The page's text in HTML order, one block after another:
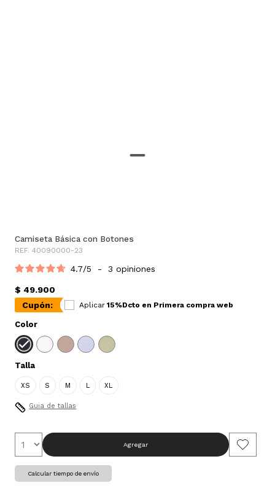
Camiseta Básica con Botones
REF. 40090000-23
4.7/5 - 3 opiniones
$ 49.900
Cupón:
Aplicar 15%Dcto en Primera compra web
Color
Talla
XS S M L XL
Guia de tallas
Agregar
Calcular tiempo de envío